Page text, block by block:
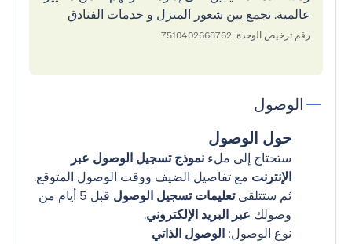
عالمية. نجمع بين شعور المنزل و خدمات الفنادق
رقم ترخيص الوحدة: 7510402668762
الوصول
حول الوصول
ستحتاج إلى ملء نموذج تسجيل الوصول عبر
الإنترنت مع تفاصيل الضيف ووقت الوصول المتوقع.
ثم ستتلقىتعليمات تسجيل الوصول
قبل 5 أيام من
وصولك عبر البريد الإلكتروني.
نوع الوصول: الوصول الذاتي